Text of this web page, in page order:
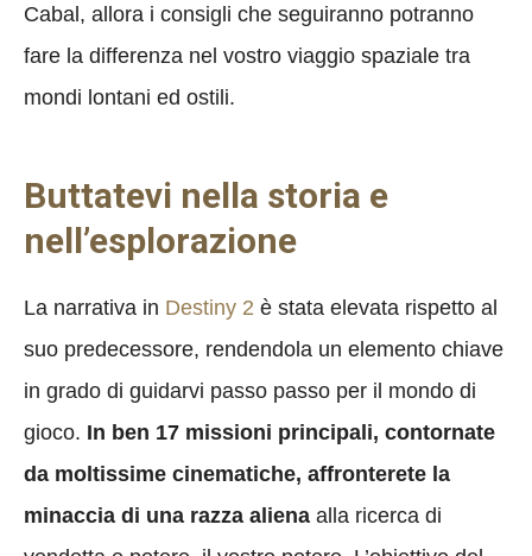
Cabal, allora i consigli che seguiranno potranno
fare la differenza nel vostro viaggio spaziale tra
mondi lontani ed ostili.
Buttatevi nella storia e
nell’esplorazione
La narrativa in Destiny 2 è stata elevata rispetto al
suo predecessore, rendendola un elemento chiave
in grado di guidarvi passo passo per il mondo di
gioco. In ben 17 missioni principali, contornate
da moltissime cinematiche, affronterete la
minaccia di una razza aliena alla ricerca di